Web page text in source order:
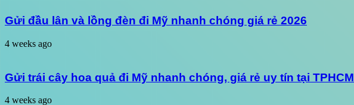
Gửi đầu lân và lồng đèn đi Mỹ nhanh chóng giá rẻ 2026
4 weeks ago
Gửi trái cây hoa quả đi Mỹ nhanh chóng, giá rẻ uy tín tại TPHCM
4 weeks ago